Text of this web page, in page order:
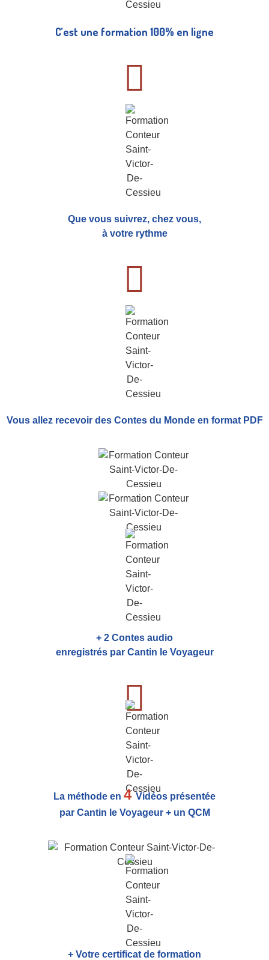
C’est une formation 100% en ligne
Que vous suivrez, chez vous,
à votre rythme
Vous allez recevoir des Contes du Monde en format PDF
+ 2 Contes audio
enregistrés par Cantin le Voyageur
La méthode en 4Vidéos présentée
par Cantin le Voyageur + un QCM
+ Votre certificat de formation